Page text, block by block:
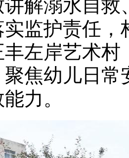
解溺水自
监护责任
丰左岸艺术
聚焦幼儿日
力。